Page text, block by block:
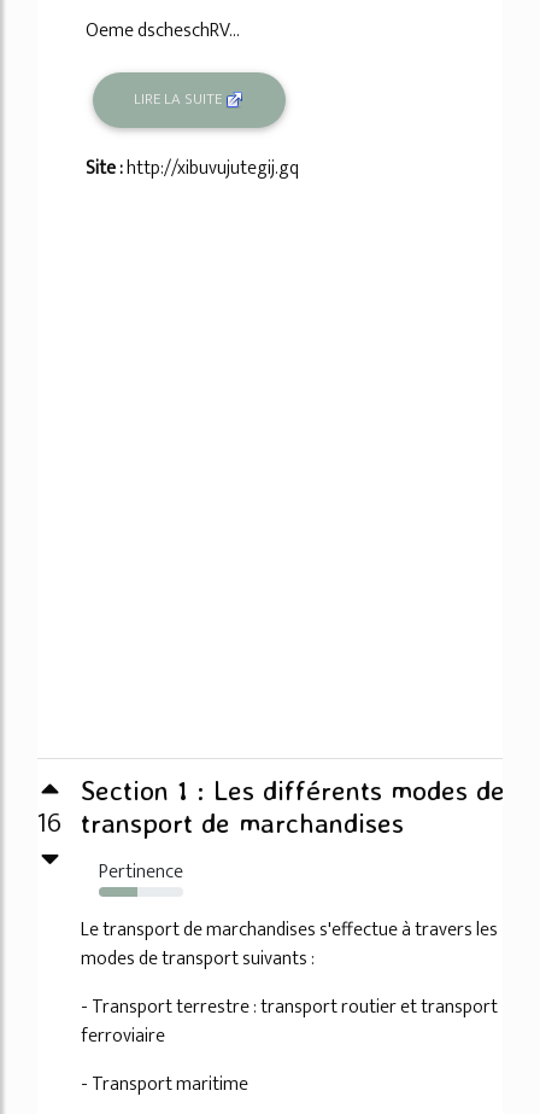
Oeme dscheschRV...
LIRE LA SUITE
Site :http://xibuvujutegij.gq
16
Section 1 : Les différents modes de
transport de marchandises
Pertinence
46%
Le transport de marchandises s'effectue à travers les
modes de transport suivants :
- Transport terrestre : transport routier et transport
ferroviaire
- Transport maritime